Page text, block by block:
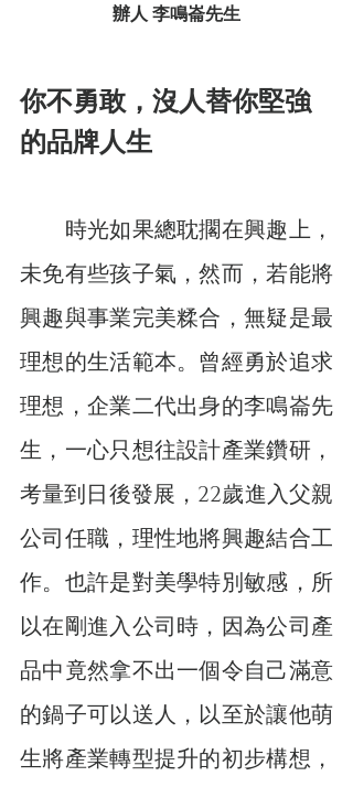
辦人 李鳴崙先生
你不勇敢，沒人替你堅強
的品牌人生
時光如果總耽擱在興趣上，
未免有些孩子氣，然而，若能將
興趣與事業完美糅合，無疑是最
理想的生活範本。曾經勇於追求
理想，企業二代出身的李鳴崙先
生，一心只想往設計產業鑽研，
考量到日後發展，22歲進入父親
公司任職，理性地將興趣結合工
作。也許是對美學特別敏感，所
以在剛進入公司時，因為公司產
品中竟然拿不出一個令自己滿意
的鍋子可以送人，以至於讓他萌
生將產業轉型提升的初步構想，